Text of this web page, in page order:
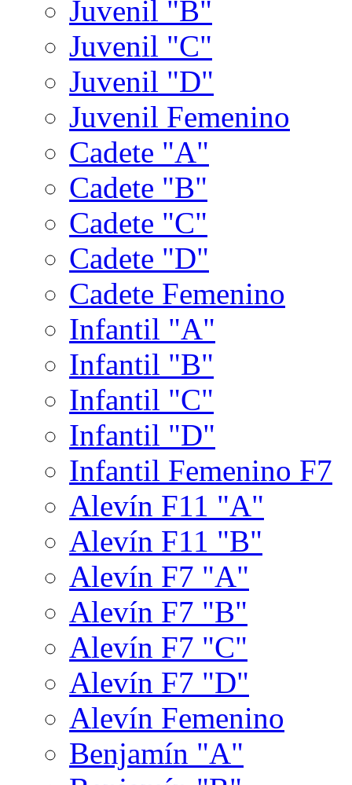
Juvenil "B"
Juvenil "C"
Juvenil "D"
Juvenil Femenino
Cadete "A"
Cadete "B"
Cadete "C"
Cadete "D"
Cadete Femenino
Infantil "A"
Infantil "B"
Infantil "C"
Infantil "D"
Infantil Femenino F7
Alevín F11 "A"
Alevín F11 "B"
Alevín F7 "A"
Alevín F7 "B"
Alevín F7 "C"
Alevín F7 "D"
Alevín Femenino
Benjamín "A"